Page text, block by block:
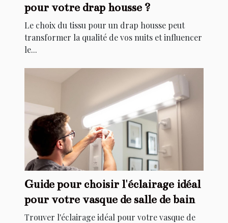
pour votre drap housse ?
Le choix du tissu pour un drap housse peut
transformer la qualité de vos nuits et influencer
le...
Guide pour choisir l'éclairage idéal
pour votre vasque de salle de bain
Trouver l'éclairage idéal pour votre vasque de